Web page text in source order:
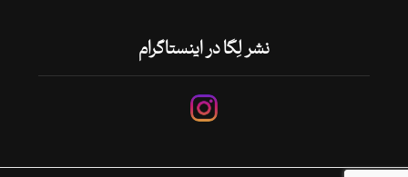
نشر لِگا در اینستاگرام